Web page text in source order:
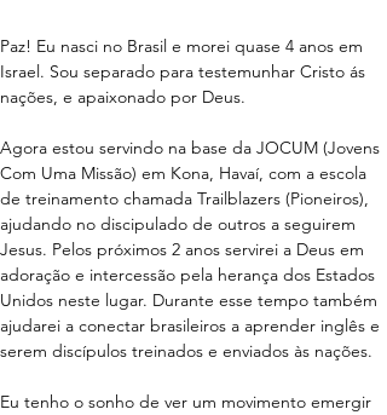
Paz! Eu nasci no Brasil e morei quase 4 anos em
Israel. Sou separado para testemunhar Cristo ás
nações, e apaixonado por Deus.
Agora estou servindo na base da JOCUM (Jovens
Com Uma Missão) em Kona, Havaí, com a escola
de treinamento chamada Trailblazers (Pioneiros),
ajudando no discipulado de outros a seguirem
Jesus. Pelos próximos 2 anos servirei a Deus em
adoração e intercessão pela herança dos Estados
Unidos neste lugar. Durante esse tempo também
ajudarei a conectar brasileiros a aprender inglês e
serem discípulos treinados e enviados às nações.
Eu tenho o sonho de ver um movimento emergir